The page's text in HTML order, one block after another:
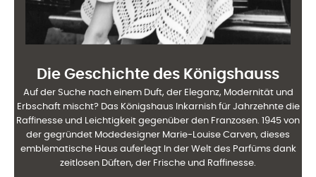
Die Geschichte des Königshauss
Auf der Suche nach einem Duft, der Eleganz, Modernität und
Erbschaft mischt? Das Königshaus
Inkarnish für Jahrzehnte die
Raffinesse und Leichtigkeit gegenüber den Franzosen. 1945 von
der gegründet Modedesigner Marie-Louise Carven, dieses
emblematische Haus auferlegt In der Welt des Parfüms dank
zeitlosen Düften, der Frische und Raffinesse.